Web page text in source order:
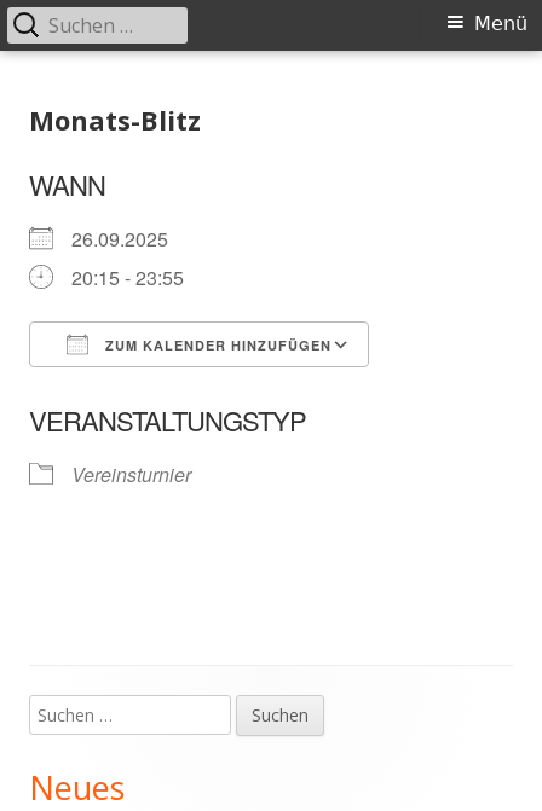
zum
Primäres
Menü
Suchen
nach:
Monats-Blitz
WANN
26.09.2025
20:15 - 23:55
ZUM KALENDER HINZUFÜGEN
VERANSTALTUNGSTYP
Vereinsturnier
Haupt-
Seitenleiste
Suchen
nach:
Neues